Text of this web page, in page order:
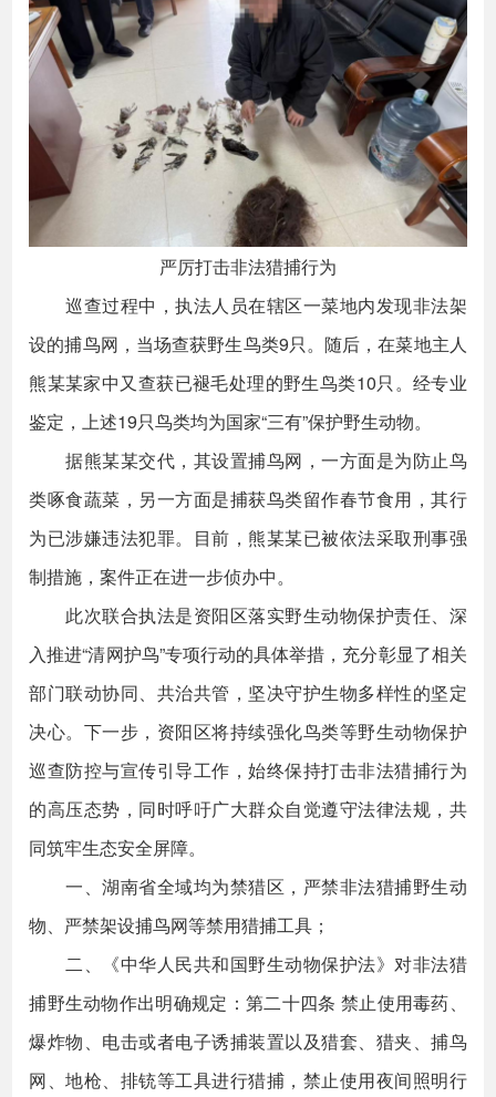
严厉打击非法猎捕行为
巡查过程中，执法人员在辖区一菜地内发现非法架
设的捕鸟网，当场查获野生鸟类9只。随后，在菜地主人
熊某某家中又查获已褪毛处理的野生鸟类10只。经专业
鉴定，上述19只鸟类均为国家“三有”保护野生动物。
据熊某某交代，其设置捕鸟网，一方面是为防止鸟
类啄食蔬菜，另一方面是捕获鸟类留作春节食用，其行
为已涉嫌违法犯罪。目前，熊某某已被依法采取刑事强
制措施，案件正在进一步侦办中。
此次联合执法是资阳区落实野生动物保护责任、深
入推进“清网护鸟”专项行动的具体举措，充分彰显了相关
部门联动协同、共治共管，坚决守护生物多样性的坚定
决心。下一步，资阳区将持续强化鸟类等野生动物保护
巡查防控与宣传引导工作，始终保持打击非法猎捕行为
的高压态势，同时呼吁广大群众自觉遵守法律法规，共
同筑牢生态安全屏障。
一、湖南省全域均为禁猎区，严禁非法猎捕野生动
物、严禁架设捕鸟网等禁用猎捕工具；
二、《中华人民共和国野生动物保护法》对非法猎
捕野生动物作出明确规定：第二十四条 禁止使用毒药、
爆炸物、电击或者电子诱捕装置以及猎套、猎夹、捕鸟
网、地枪、排铳等工具进行猎捕，禁止使用夜间照明行